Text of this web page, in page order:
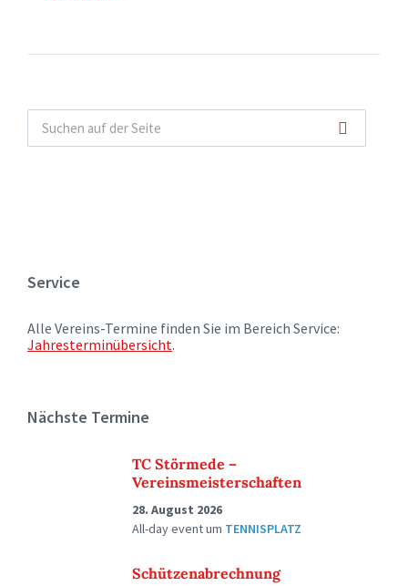
Service
Alle Vereins-Termine finden Sie im Bereich Service:
Jahresterminübersicht.
Nächste Termine
TC Störmede –
Vereinsmeisterschaften
28. August 2026
All-day eventum TENNISPLATZ
Schützenabrechnung